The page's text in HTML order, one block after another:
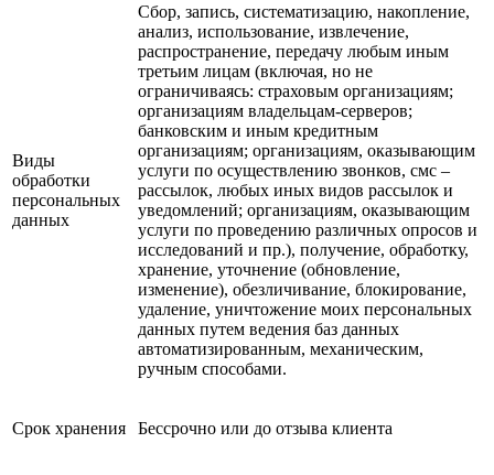
Виды
обработки
персональных
данных
Cбор, запись, систематизацию, накопление,
анализ, использование, извлечение,
распространение, передачу любым иным
третьим лицам (включая, но не
ограничиваясь: страховым организациям;
организациям владельцам-серверов;
банковским и иным кредитным
организациям; организациям, оказывающим
услуги по осуществлению звонков, смс –
рассылок, любых иных видов рассылок и
уведомлений; организациям, оказывающим
услуги по проведению различных опросов и
исследований и пр.), получение, обработку,
хранение, уточнение (обновление,
изменение), обезличивание, блокирование,
удаление, уничтожение моих персональных
данных путем ведения баз данных
автоматизированным, механическим,
ручным способами.
Срок хранения Бессрочно или до отзыва клиента